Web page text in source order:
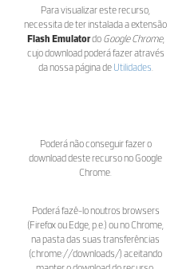
Para visualizar este recurso,
necessita de ter instalada a extensão
Flash Emulatordo Google Chrome,
cujo download poderá fazer através
da nossa página de Utilidades.
Poderá não conseguir fazer o
download deste recurso no Google
Chrome.
Poderá fazê-lo noutros browsers
(Firefox ou Edge, p.e.) ou no Chrome,
na pasta das suas transferências
(chrome://downloads/) aceitando